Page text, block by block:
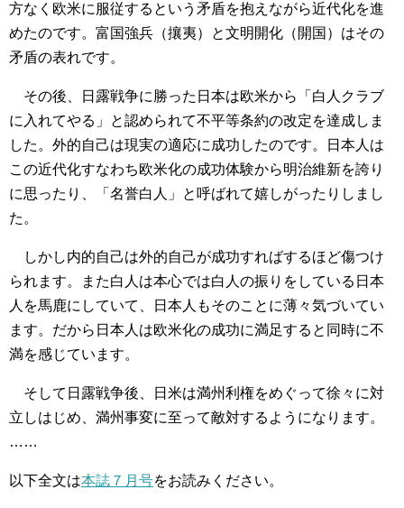
方なく欧米に服従するという矛盾を抱えながら近代化を進
めたのです。富国強兵（攘夷）と文明開化（開国）はその
矛盾の表れです。
その後、日露戦争に勝った日本は欧米から「白人クラブ
に入れてやる」と認められて不平等条約の改定を達成しま
した。外的自己は現実の適応に成功したのです。日本人は
この近代化すなわち欧米化の成功体験から明治維新を誇り
に思ったり、「名誉白人」と呼ばれて嬉しがったりしまし
た。
しかし内的自己は外的自己が成功すればするほど傷つけ
られます。また白人は本心では白人の振りをしている日本
人を馬鹿にしていて、日本人もそのことに薄々気づいてい
ます。だから日本人は欧米化の成功に満足すると同時に不
満を感じています。
そして日露戦争後、日米は満州利権をめぐって徐々に対
立しはじめ、満州事変に至って敵対するようになります。
……
以下全文は本誌７月号をお読みください。